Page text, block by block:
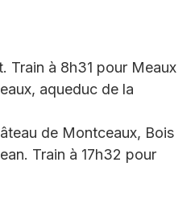
Train à 8h31 pour Meaux
aqueduc de la
de Montceaux, Bois
Train à 17h32 pour